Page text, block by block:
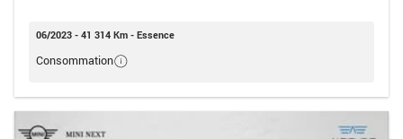
06/2023 - 41 314 Km - Essence
Consommation